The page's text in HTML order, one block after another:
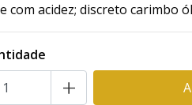
com acidez; discreto carimbo
+